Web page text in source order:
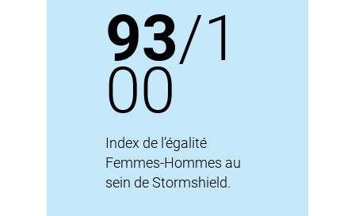
93/1
00
Index de l’égalité
Femmes-Hommes au
sein de Stormshield.